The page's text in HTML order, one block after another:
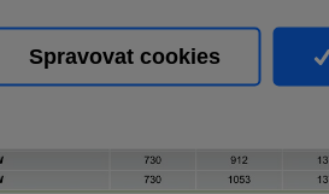
Spravovat cookies